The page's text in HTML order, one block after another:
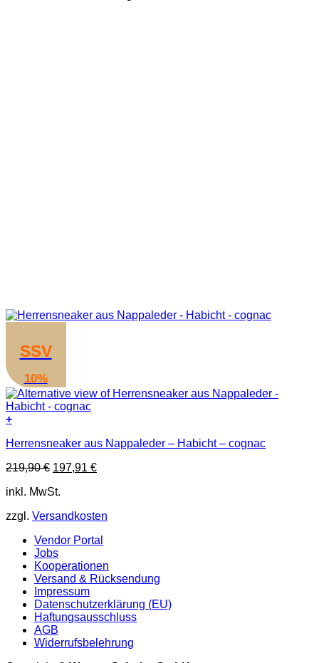
SSV
10%
+
Produkt
mehrere
auf.
Optionen
können
Produktseite
gewählt
werden
Herrensneaker aus Nappaleder – Habicht – cognac
219,90€ Ursprünglicher
war:
197,91 €Aktueller
inkl. MwSt.
zzgl. Versandkosten
Vendor Portal
Jobs
Kooperationen
Versand & Rücksendung
Impressum
Datenschutzerklärung (EU)
Haftungsausschluss
AGB
Widerrufsbelehrung